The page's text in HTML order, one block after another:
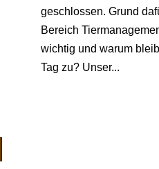
geschlossen. Grund
Bereich
wichtig und warum
Tag zu? Unser...